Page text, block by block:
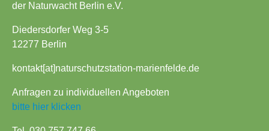
der Naturwacht Berlin e.V.
Diedersdorfer Weg 3-5
12277 Berlin
kontakt[at]naturschutzstation-marienfelde.de
Anfragen zu individuellen Angeboten
bitte hier klicken